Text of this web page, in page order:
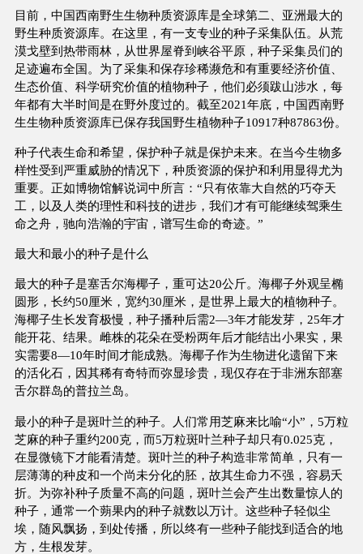
目前，中国西南野生生物种质资源库是全球第二、亚洲最大的
野生种质资源库。在这里，有一支专业的种子采集队伍。从荒
漠戈壁到热带雨林，从世界屋脊到峡谷平原，种子采集员们的
足迹遍布全国。为了采集和保存珍稀濒危和有重要经济价值、
生态价值、科学研究价值的植物种子，他们必须跋山涉水，每
年都有大半时间是在野外度过的。截至2021年底，中国西南野
生生物种质资源库已保存我国野生植物种子10917种87863份。
种子代表生命和希望，保护种子就是保护未来。在当今生物多
样性受到严重威胁的情况下，种质资源的保护和利用显得尤为
重要。正如博物馆解说词中所言：“只有依靠大自然的巧夺天
工，以及人类的理性和科技的进步，我们才有可能继续驾乘生
命之舟，驰向浩瀚的宇宙，谱写生命的奇迹。”
最大和最小的种子是什么
最大的种子是塞舌尔海椰子，重可达20公斤。海椰子外观呈椭
圆形，长约50厘米，宽约30厘米，是世界上最大的植物种子。
海椰子生长发育极慢，种子播种后需2—3年才能发芽，25年才
能开花、结果。雌株的花朵在受粉两年后才能结出小果实，果
实需要8—10年时间才能成熟。海椰子作为生物进化遗留下来
的活化石，因其稀有奇特而弥显珍贵，现仅存在于非洲东部塞
舌尔群岛的普拉兰岛。
最小的种子是斑叶兰的种子。人们常用芝麻来比喻“小”，5万粒
芝麻的种子重约200克，而5万粒斑叶兰种子却只有0.025克，
在显微镜下才能看清楚。斑叶兰的种子构造非常简单，只有一
层薄薄的种皮和一个尚未分化的胚，故其生命力不强，容易夭
折。为弥补种子质量不高的问题，斑叶兰会产生出数量惊人的
种子，通常一个蒴果内的种子就数以万计。这些种子轻似尘
埃，随风飘扬，到处传播，所以终有一些种子能找到适合的地
方，生根发芽。